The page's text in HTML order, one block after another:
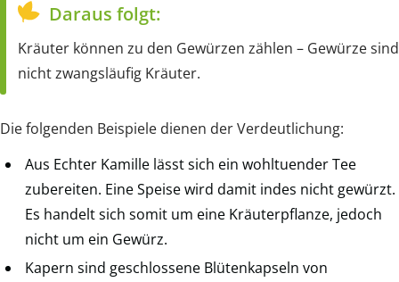
Daraus folgt:
Kräuter können zu den Gewürzen zählen – Gewürze sind
nicht zwangsläufig Kräuter.
Die folgenden Beispiele dienen der Verdeutlichung:
Aus Echter Kamille lässt sich ein wohltuender Tee
zubereiten. Eine Speise wird damit indes nicht gewürzt.
Es handelt sich somit um eine Kräuterpflanze, jedoch
nicht um ein Gewürz.
Kapern sind geschlossene Blütenkapseln von